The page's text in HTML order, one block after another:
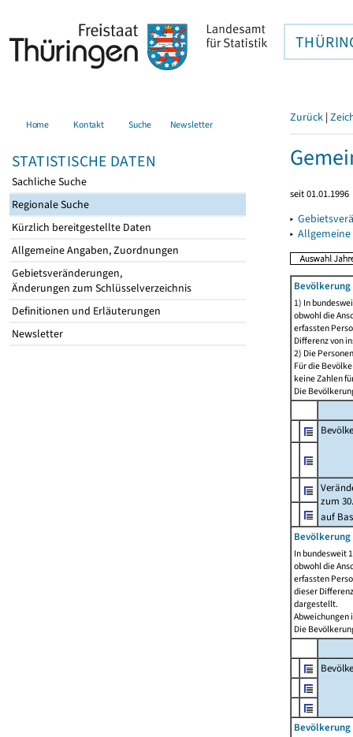
Home Kontakt Suche Newsletter
STATISTISCHE DATEN
Sachliche Suche
Regionale Suche
Kürzlich bereitgestellte Daten
Allgemeine Angaben, Zuordnungen
Gebietsveränderungen,
Änderungen zum Schlüsselverzeichnis
Definitionen und Erläuterungen
Newsletter
Zurück |
seit 01.01.1996
▸
▸
1) In
obwohl die
erfassten
Differenz von
2) Die
Für die
keine Zahlen
Die
zum
auf
Bevölkerung
In bundesweit
obwohl die
erfassten
dieser
dargestellt.
Abweichungen
Die